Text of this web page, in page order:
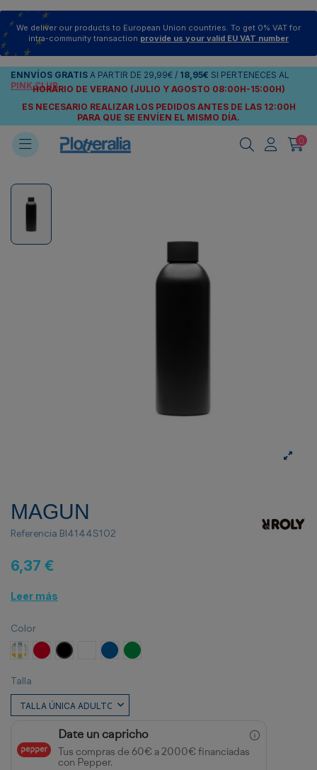
We deliver our products to European Union countries. To get 0% VAT for
intra-community transaction provide us your valid EU VAT number
ENNVÍOS GRATIS A PARTIR DE 29,99€ / 18,95€ SI PERTENECES AL
PINK CLUB
HORARIO DE VERANO (JULIO Y AGOSTO 08:00H-15:00H)
ES NECESARIO REALIZAR LOS PEDIDOS ANTES DE LAS 12:00H
PARA QUE SE ENVÍEN EL MISMO DÍA.
0
MAGUN
Referencia BI4144S102
6,37 €
Leer más
Color
AmarilloRojo Negro Blanco ROYAL VERDE HELECHO
Talla
Date un capricho
Tus compras de 60€ a 2000€ financiadas
con Pepper.